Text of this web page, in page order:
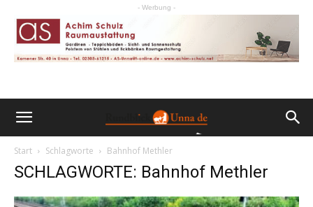
- Werbung -
Start Schlagworte Bahnhof Methler
SCHLAGWORTE: Bahnhof Methler